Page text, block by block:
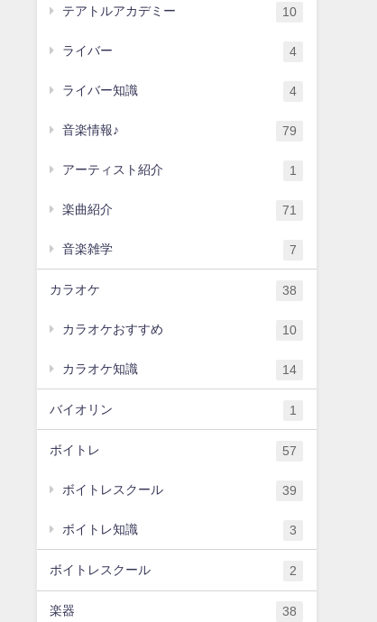
テアトルアカデミー 10
ライバー 4
ライバー知識 4
音楽情報♪ 79
アーティスト紹介 1
楽曲紹介 71
音楽雑学 7
カラオケ 38
カラオケおすすめ 10
カラオケ知識 14
バイオリン 1
ボイトレ 57
ボイトレスクール 39
ボイトレ知識 3
ボイトレスクール 2
楽器 38